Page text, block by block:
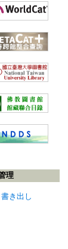
理
書き出し